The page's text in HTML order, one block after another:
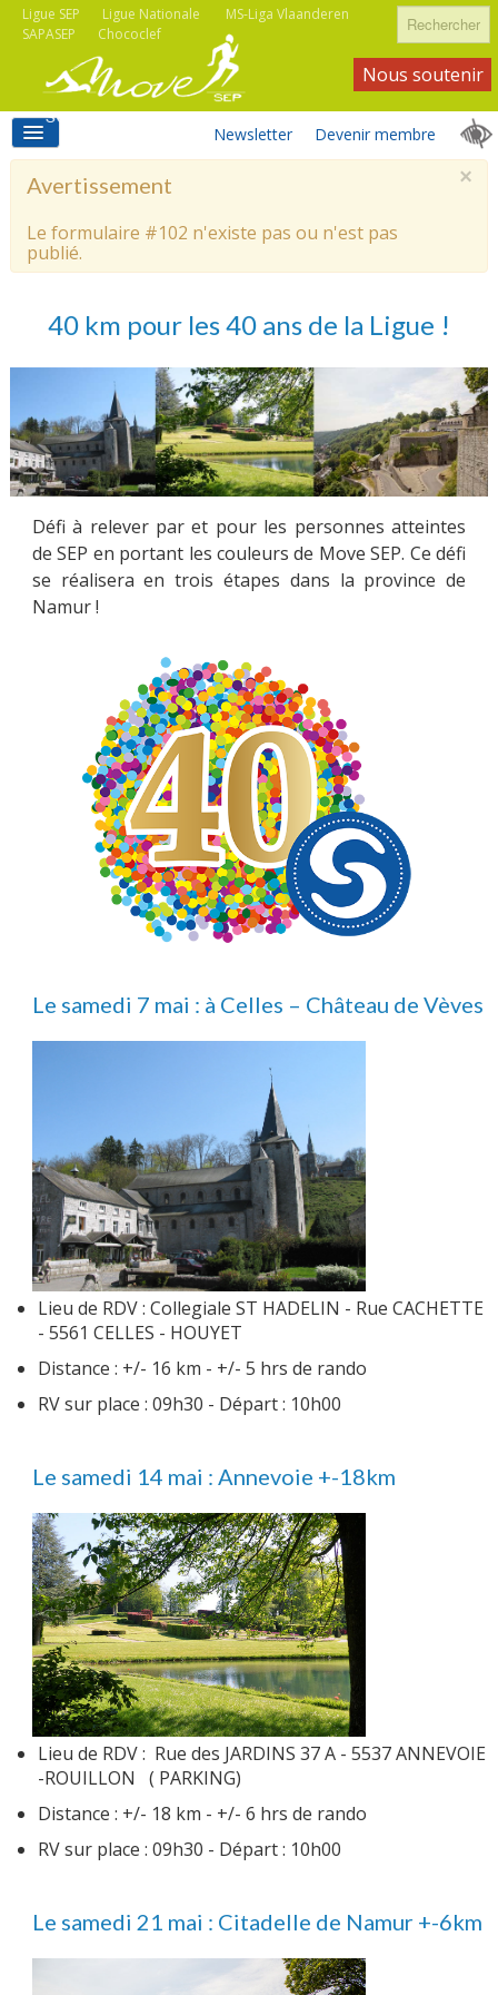
Ligue Nationale MS-Liga Vlaanderen
Ligue SEP
SAPASEP
Chococlef
Rechercher
ACCUEIL
ASSOCIATIONS
INFORMATIONS
PARRAINAGE
NOUS CONTACTER
Newsletter
Nous soutenir
Devenir membre
×
Avertissement
Le formulaire #102 n'existe pas ou n'est pas
publié.
40 km pour les 40 ans de la Ligue !
Défi à relever par et pour les personnes atteintes
de SEP en portant les couleurs de Move SEP. Ce défi
se réalisera en trois étapes dans la province de
Namur !
Le samedi 7 mai : à Celles – Château de Vèves
Lieu de RDV : Collegiale ST HADELIN - Rue CACHETTE
- 5561 CELLES - HOUYET
Distance : +/- 16 km - +/- 5 hrs de rando
RV sur place : 09h30 - Départ : 10h00
Le samedi 14 mai : Annevoie +-18km
Lieu de RDV : Rue des JARDINS 37 A - 5537 ANNEVOIE
-ROUILLON ( PARKING)
Distance : +/- 18 km - +/- 6 hrs de rando
RV sur place : 09h30 - Départ : 10h00
Le samedi 21 mai : Citadelle de Namur +-6km